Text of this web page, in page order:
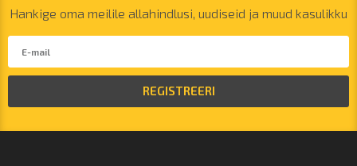
Hankige oma meilile allahindlusi, uudiseid ja muud kasulikku
REGISTREERI